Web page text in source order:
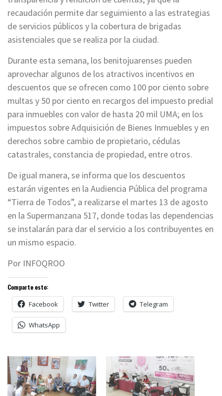
recaudación permite dar seguimiento a las estrategias
de servicios públicos y la cobertura de brigadas
asistenciales que se realiza por la ciudad.
Durante esta semana, los benitojuarenses pueden
aprovechar algunos de los atractivos incentivos en
descuentos que se ofrecen como 100 por ciento sobre
multas y 50 por ciento en recargos del impuesto predial
para inmuebles con valor de hasta 20 mil UMA; en los
impuestos sobre Adquisición de Bienes Inmuebles y en
derechos sobre cambio de propietario, cédulas
catastrales, constancia de propiedad, entre otros.
De igual manera, se informa que los descuentos
estarán vigentes en la Audiencia Pública del programa
“Tierra de Todos”, a realizarse el martes 13 de agosto
en la Supermanzana 517, donde todas las dependencias
se instalarán para dar el servicio a los contribuyentes en
un mismo espacio.
Por INFOQROO
Comparte esto:
Facebook Twitter Telegram
WhatsApp